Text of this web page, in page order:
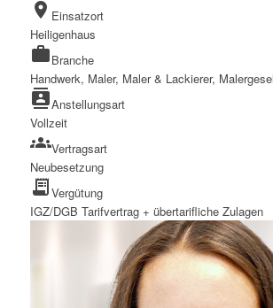
location_on Einsatzort
Heiligenhaus
workBranche
Handwerk, Maler, Maler & Lackierer,
contactsAnstellungsart
Vollzeit
groupsVertragsart
Neubesetzung
receipt_long Vergütung
IGZ/DGB Tarifvertrag + übertarifliche Zulagen